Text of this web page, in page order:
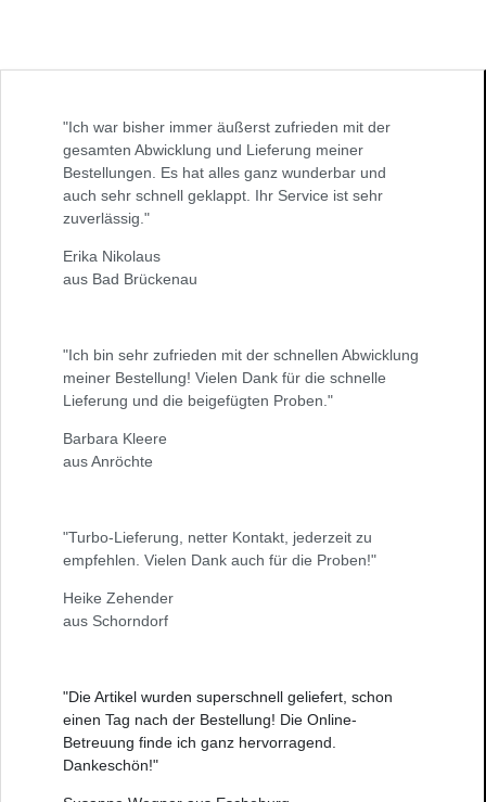
"Ich war bisher immer äußerst zufrieden mit der
gesamten Abwicklung und Lieferung meiner
Bestellungen. Es hat alles ganz wunderbar und
auch sehr schnell geklappt. Ihr Service ist sehr
zuverlässig."
Erika Nikolaus
aus Bad Brückenau
"Ich bin sehr zufrieden mit der schnellen Abwicklung
meiner Bestellung! Vielen Dank für die schnelle
Lieferung und die beigefügten Proben."
Barbara Kleere
aus Anröchte
"Turbo-Lieferung, netter Kontakt, jederzeit zu
empfehlen. Vielen Dank auch für die Proben!"
Heike Zehender
aus Schorndorf
"Die Artikel wurden superschnell geliefert, schon
einen Tag nach der Bestellung! Die Online-
Betreuung finde ich ganz hervorragend.
Dankeschön!"